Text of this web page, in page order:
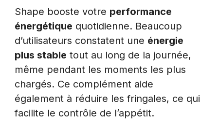
Shape booste votre performance
énergétique quotidienne. Beaucoup
d’utilisateurs constatent une énergie
plus stable tout au long de la journée,
même pendant les moments les plus
chargés. Ce complément aide
également à réduire les fringales, ce qui
facilite le contrôle de l’appétit.